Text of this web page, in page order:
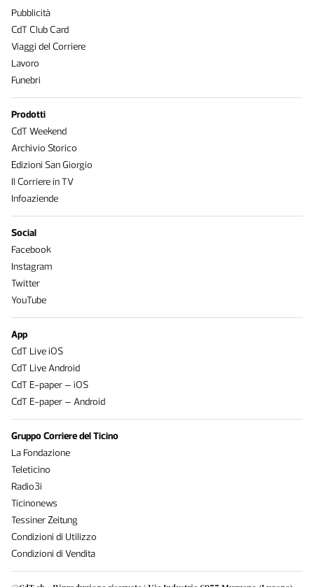
Pubblicità
CdT Club Card
Viaggi del Corriere
Lavoro
Funebri
Prodotti
CdT Weekend
Archivio Storico
Edizioni San Giorgio
Il Corriere in TV
Infoaziende
Social
Facebook
Instagram
Twitter
YouTube
App
CdT Live iOS
CdT Live Android
CdT E-paper – iOS
CdT E-paper – Android
Gruppo Corriere del Ticino
La Fondazione
Teleticino
Radio3i
Ticinonews
Tessiner Zeitung
Condizioni di Utilizzo
Condizioni di Vendita